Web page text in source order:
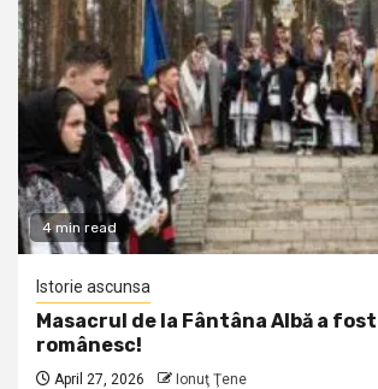
4 min read
Istorie ascunsa
Masacrul de la Fântâna Albă a
românesc!
April 27, 2026 Ionuţ Ţene